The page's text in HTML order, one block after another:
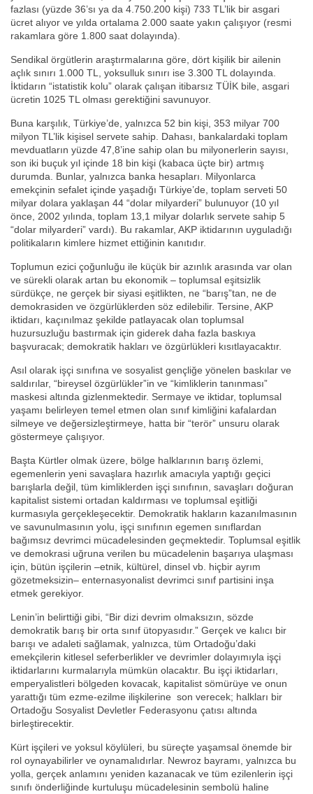
fazlası (yüzde 36’sı ya da 4.750.200 kişi) 733 TL’lik bir asgari
ücret alıyor ve yılda ortalama 2.000 saate yakın çalışıyor (resmi
rakamlara göre 1.800 saat dolayında).
Sendikal örgütlerin araştırmalarına göre, dört kişilik bir ailenin
açlık sınırı 1.000 TL, yoksulluk sınırı ise 3.300 TL dolayında.
İktidarın “istatistik kolu” olarak çalışan itibarsız TÜİK bile, asgari
ücretin 1025 TL olması gerektiğini savunuyor.
Buna karşılık, Türkiye’de, yalnızca 52 bin kişi, 353 milyar 700
milyon TL’lik kişisel servete sahip. Dahası, bankalardaki toplam
mevduatların yüzde 47,8’ine sahip olan bu milyonerlerin sayısı,
son iki buçuk yıl içinde 18 bin kişi (kabaca üçte bir) artmış
durumda. Bunlar, yalnızca banka hesapları. Milyonlarca
emekçinin sefalet içinde yaşadığı Türkiye’de, toplam serveti 50
milyar dolara yaklaşan 44 “dolar milyarderi” bulunuyor (10 yıl
önce, 2002 yılında, toplam 13,1 milyar dolarlık servete sahip 5
“dolar milyarderi” vardı). Bu rakamlar, AKP iktidarının uyguladığı
politikaların kimlere hizmet ettiğinin kanıtıdır.
Toplumun ezici çoğunluğu ile küçük bir azınlık arasında var olan
ve sürekli olarak artan bu ekonomik – toplumsal eşitsizlik
sürdükçe, ne gerçek bir siyasi eşitlikten, ne “barış”tan, ne de
demokrasiden ve özgürlüklerden söz edilebilir. Tersine, AKP
iktidarı, kaçınılmaz şekilde patlayacak olan toplumsal
huzursuzluğu bastırmak için giderek daha fazla baskıya
başvuracak; demokratik hakları ve özgürlükleri kısıtlayacaktır.
Asıl olarak işçi sınıfına ve sosyalist gençliğe yönelen baskılar ve
saldırılar, “bireysel özgürlükler”in ve “kimliklerin tanınması”
maskesi altında gizlenmektedir. Sermaye ve iktidar, toplumsal
yaşamı belirleyen temel etmen olan sınıf kimliğini kafalardan
silmeye ve değersizleştirmeye, hatta bir “terör” unsuru olarak
göstermeye çalışıyor.
Başta Kürtler olmak üzere, bölge halklarının barış özlemi,
egemenlerin yeni savaşlara hazırlık amacıyla yaptığı geçici
barışlarla değil, tüm kimliklerden işçi sınıfının, savaşları doğuran
kapitalist sistemi ortadan kaldırması ve toplumsal eşitliği
kurmasıyla gerçekleşecektir. Demokratik hakların kazanılmasının
ve savunulmasının yolu, işçi sınıfının egemen sınıflardan
bağımsız devrimci mücadelesinden geçmektedir. Toplumsal eşitlik
ve demokrasi uğruna verilen bu mücadelenin başarıya ulaşması
için, bütün işçilerin –etnik, kültürel, dinsel vb. hiçbir ayrım
gözetmeksizin– enternasyonalist devrimci sınıf partisini inşa
etmek gerekiyor.
Lenin’in belirttiği gibi, “Bir dizi devrim olmaksızın, sözde
demokratik barış bir orta sınıf ütopyasıdır.” Gerçek ve kalıcı bir
barışı ve adaleti sağlamak, yalnızca, tüm Ortadoğu’daki
emekçilerin kitlesel seferberlikler ve devrimler dolayımıyla işçi
iktidarlarını kurmalarıyla mümkün olacaktır. Bu işçi iktidarları,
emperyalistleri bölgeden kovacak, kapitalist sömürüye ve onun
yarattığı tüm ezme-ezilme ilişkilerine son verecek; halkları bir
Ortadoğu Sosyalist Devletler Federasyonu çatısı altında
birleştirecektir.
Kürt işçileri ve yoksul köylüleri, bu süreçte yaşamsal önemde bir
rol oynayabilirler ve oynamalıdırlar. Newroz bayramı, yalnızca bu
yolla, gerçek anlamını yeniden kazanacak ve tüm ezilenlerin işçi
sınıfı önderliğinde kurtuluşu mücadelesinin sembolü haline